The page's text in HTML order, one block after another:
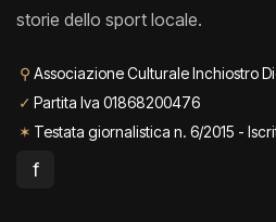
storie dello sport locale.
⚲ Associazione Culturale Inchiostro
✓ Partita Iva 01868200476
✶ Testata giornalistica n. 6/2015 -
f